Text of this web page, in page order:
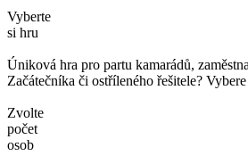
Vyberte
si hru
Úniková hra pro partu kamarádů,
Začátečníka či ostříleného řešitele?
Zvolte
počet
osob